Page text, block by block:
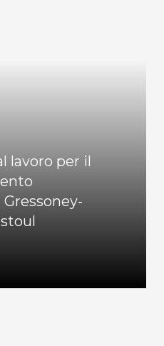
lavoro per il